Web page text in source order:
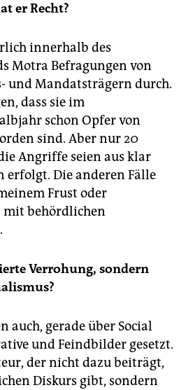
er Recht?
innerhalb des
Motra Befragungen von
und Mandatsträgern durch.
dass sie im
schon Opfer von
sind. Aber nur 20
Angriffe seien aus klar
erfolgt. Die anderen Fälle
Frust oder
behördlichen
Verrohung, sondern
auch, gerade über Social
und Feindbilder gesetzt.
der nicht dazu beiträgt,
Diskurs gibt, sondern